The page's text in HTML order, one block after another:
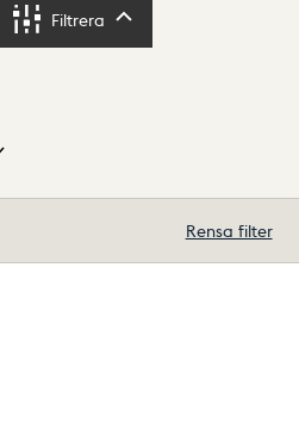
Filtrera
Rensa filter